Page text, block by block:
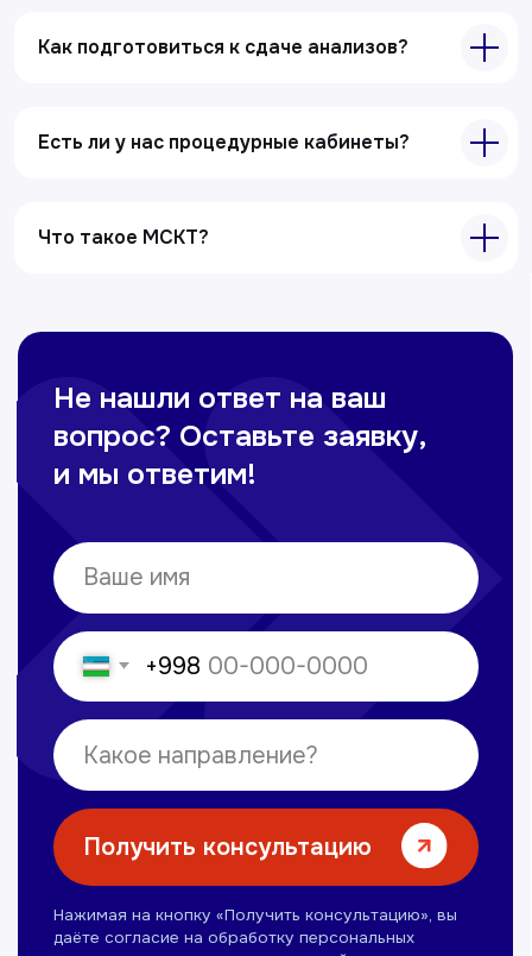
Как подготовиться к сдаче анализов?
Есть ли у нас процедурные кабинеты?
Что такое МСКТ?
Ультразвуковая диагностика
Все услуги
+998 71 207-93-94
Сайт сделан вfuture-group.uz